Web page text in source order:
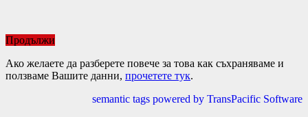
Продължи
Ако желаете да разберете повече за това как съхраняваме и
ползваме Вашите данни, прочетете тук.
semantic tags powered by TransPacific Software